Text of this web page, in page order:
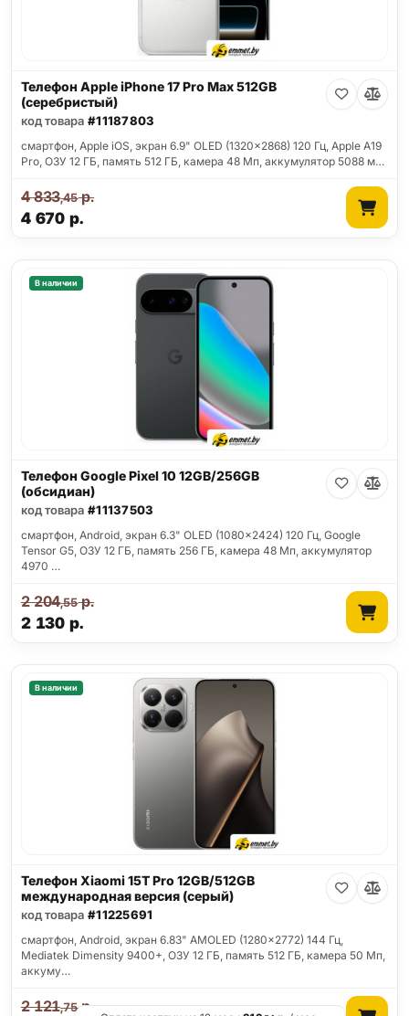
Телефон Apple iPhone 17 Pro Max 512GB
(серебристый)
код товара #11187803
смартфон, Apple iOS, экран 6.9" OLED (1320x2868) 120 Гц, Apple A19
Pro, ОЗУ 12 ГБ, память 512 ГБ, камера 48 Мп, аккумулятор 5088 м…
4 670 р.
4 833,45р.
В наличии
Телефон Google Pixel 10 12GB/256GB
(обсидиан)
код товара #11137503
смартфон, Android, экран 6.3" OLED (1080x2424) 120 Гц, Google
Tensor G5, ОЗУ 12 ГБ, память 256 ГБ, камера 48 Мп, аккумулятор
4970 …
2 130 р.
2 204,55р.
В наличии
Телефон Xiaomi 15T Pro 12GB/512GB
международная версия (серый)
код товара #11225691
смартфон, Android, экран 6.83" AMOLED (1280x2772) 144 Гц,
Mediatek Dimensity 9400+, ОЗУ 12 ГБ, память 512 ГБ, камера 50 Мп,
аккуму…
2 121,75р.